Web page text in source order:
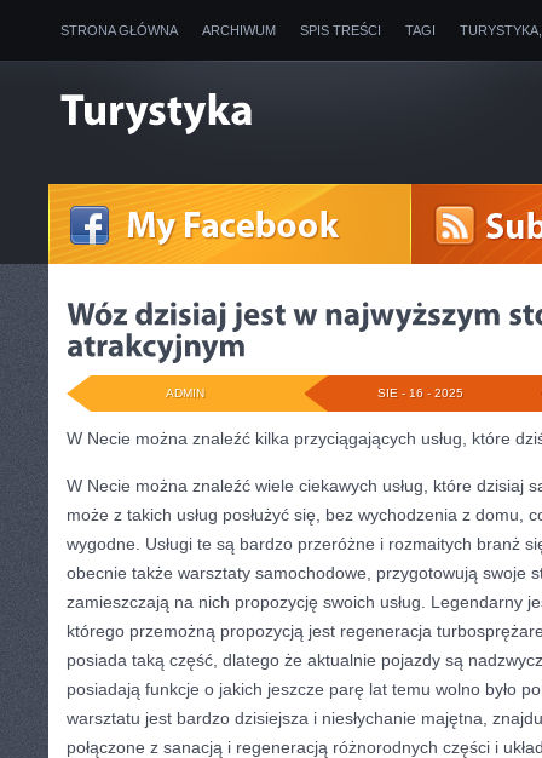
STRONA GŁÓWNA ARCHIWUM SPIS TREŚCI TAGI
SIE - 16 - 2025
ADMIN
W Necie można znaleźć kilka przyciągających usług, które
W Necie można znaleźć wiele ciekawych usług, które dzisiaj
może z takich usług posłużyć się, bez wychodzenia z domu,
wygodne. Usługi te są bardzo przeróżne i rozmaitych branż
obecnie także warsztaty samochodowe, przygotowują swoje
zamieszczają na nich propozycję swoich usług. Legendarny
którego przemożną propozycją jest regeneracja
posiada taką część, dlatego że aktualnie pojazdy są
posiadają funkcje o jakich jeszcze parę lat temu wolno było
warsztatu jest bardzo dzisiejsza i niesłychanie majętna,
połączone z sanacją i regeneracją różnorodnych części i